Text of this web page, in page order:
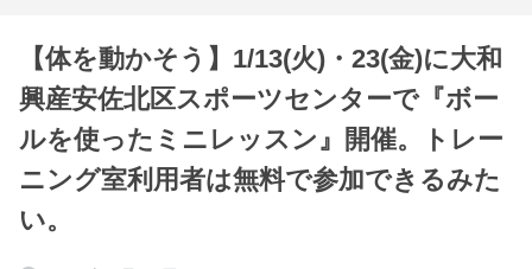
【体を動かそう】1/13(火)・23(金)に大和
興産安佐北区スポーツセンターで『ボー
ルを使ったミニレッスン』開催。トレー
ニング室利用者は無料で参加できるみた
い。